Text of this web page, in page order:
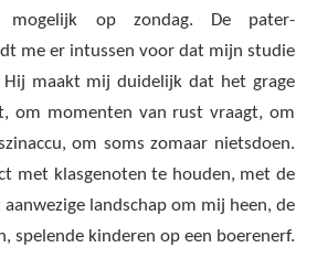
op zondag. De pater-
me er intussen voor dat mijn studie
maakt mij duidelijk dat het grage
om momenten van rust vraagt, om
om soms zomaar nietsdoen.
met klasgenoten te houden, met de
landschap om mij heen, de
spelende kinderen op een boerenerf.